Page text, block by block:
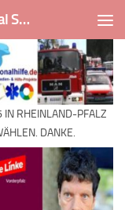
Regionalhilfe. de ISMOT International Social And Medical Outreach Team
RHEINLAND-PFALZ
DANKE.